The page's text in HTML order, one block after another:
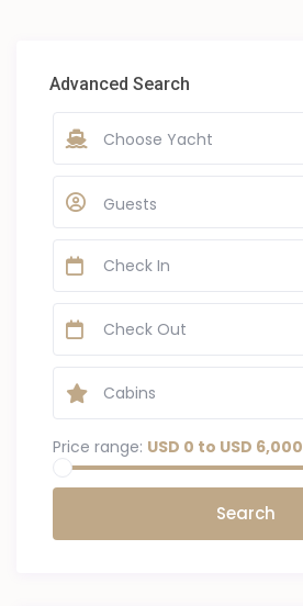
Advanced Search
Choose Yacht
Guests
Price range: USD 0 to USD 6,000